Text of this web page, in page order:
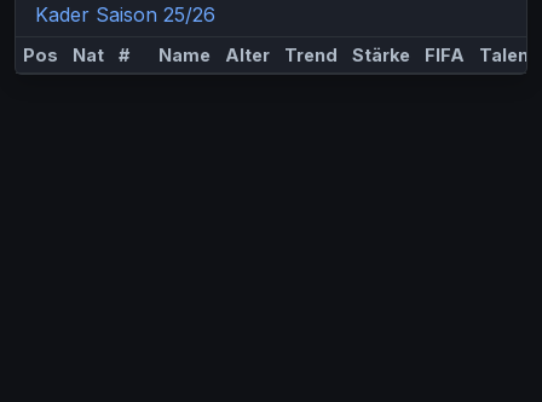
Kader Saison 25/26
Pos Nat # Name Alter Trend Stärke FIFA Talent